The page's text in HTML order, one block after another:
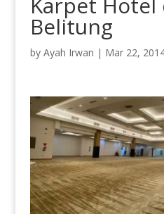
Belitung
by Ayah Irwan | Mar 22,